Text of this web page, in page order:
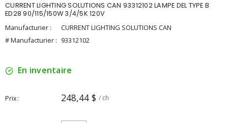
CURRENT LIGHTING SOLUTIONS CAN 93312102 LAMPE DEL TYPE B
ED28 90/115/150W 3/4/5K 120V
Manufacturier :
CURRENT LIGHTING SOLUTIONS CAN
# Manufacturier : 93312102
En inventaire
Prix 248,44 $ / ch